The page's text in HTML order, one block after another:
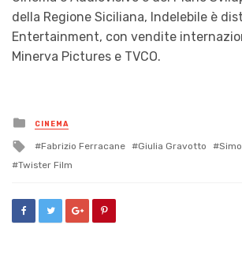
della Regione Siciliana, Indelebile è
Entertainment, con vendite
Minerva Pictures e TVCO.
Posted
in
CINEMA
Tagged
with
Fabrizio Ferracane Giulia Gravotto
Twister Film